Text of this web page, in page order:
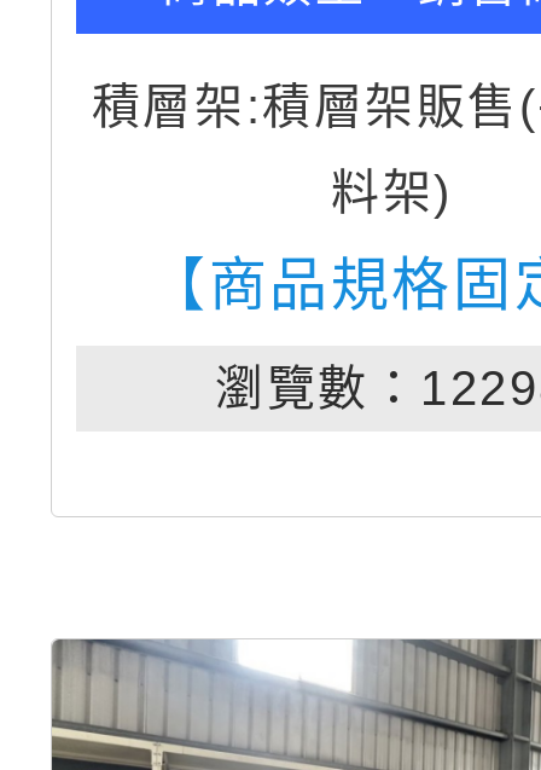
積層架:積層架販售
料架)
【商品規格固
瀏覽數：